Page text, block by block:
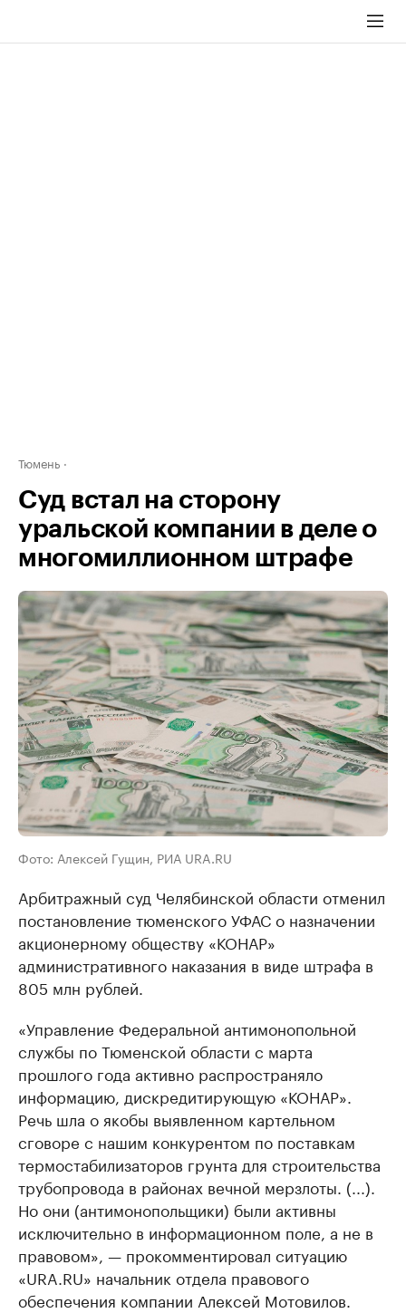
Тюмень
Суд встал на сторону
уральской компании в деле о
многомиллионном штрафе
Фото: Алексей Гущин, РИА URA.RU
Арбитражный суд Челябинской области отменил
постановление тюменского УФАС о назначении
акционерному обществу «КОНАР»
административного наказания в виде штрафа в
805 млн рублей.
«Управление Федеральной антимонопольной
службы по Тюменской области с марта
прошлого года активно распространяло
информацию, дискредитирующую «КОНАР».
Речь шла о якобы выявленном картельном
сговоре с нашим конкурентом по поставкам
термостабилизаторов грунта для строительства
трубопровода в районах вечной мерзлоты. (...).
Но они (антимонопольщики) были активны
исключительно в информационном поле, а не в
правовом», — прокомментировал ситуацию
«URA.RU» начальник отдела правового
обеспечения компании Алексей Мотовилов.